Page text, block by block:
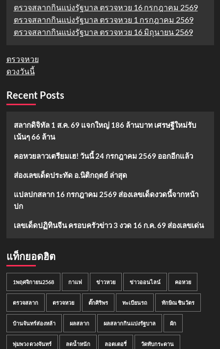
เหนื่อย
ผอม
ได้
ตรวจสลากกินแบ่งรัฐบาล ตรวจหวย 16 กรกฎาคม 2569
ตรวจสลากกินแบ่งรัฐบาล ตรวจหวย 1 กรกฎาคม 2569
ตรวจสลากกินแบ่งรัฐบาล ตรวจหวย 16 มิถุนายน 2569
ตรวจหวย
ดวงวันนี้
Recent Posts
สลากดิจิทัล 1 ส.ค. 69 แจกใหญ่ 186 ล้านบาท เศรษฐีใหม่รับ
เน้นๆ 66 ล้าน
คอหวยลาวเตรียมเฮ! วันนี้ 24 กรกฎาคม 2569 ออกอีกแล้ว
ส่องเลขเด็ดประทัด อ.นิติกฤตย์ ล่าสุด
แปลปกสลาก 16 กรกฎาคม 2569 ส่องเลขเด็ดงวดนี้จากหน้า
ปก
เลขเด็ดปฏิทินจีน ครอบครัวข่าว 3 งวด 16 ก.ค. 69 ส่องเลขเด่น
แท็กยอดฮิต
1พฤศจิกายน2568 กาแฟ ข่าวหวย ข่าวออนไลน์ คอหวย
ตรวจสลาก ตรวจหวย ตั๊กศิริพร ทะเบียนรถ ทักษิณ ชินวัตร
บ้านจันทร์ส่องหล้า ผลสลาก ผลสลากกินแบ่งรัฐบาล ผัก
พุ่มพวง ดวงจันทร์ ลดน้ำหนัก ลอตเตอรี่ วัดทับกระดาน